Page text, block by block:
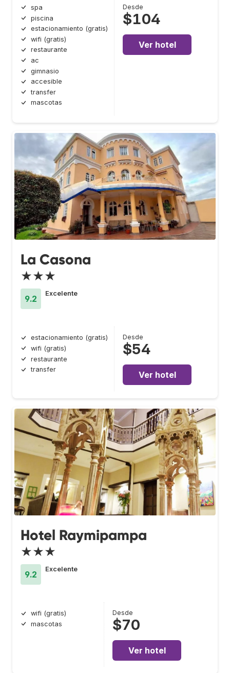
spa
piscina
estacionamiento (gratis)
wifi (gratis)
restaurante
ac
gimnasio
accesible
transfer
mascotas
Desde
$104
Ver hotel
La Casona
★★★
9.2
Excelente
estacionamiento (gratis)
wifi (gratis)
restaurante
transfer
Desde
$54
Ver hotel
Hotel Raymipampa
★★★
9.2
Excelente
wifi (gratis)
mascotas
Desde
$70
Ver hotel